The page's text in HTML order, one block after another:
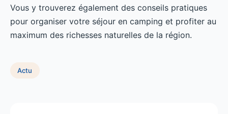
Vous y trouverez également des conseils pratiques
pour organiser votre séjour en camping et profiter au
maximum des richesses naturelles de la région.
Actu